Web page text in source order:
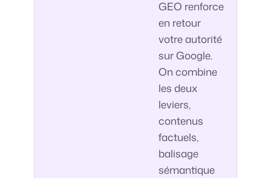
GEO renforce
en retour
votre autorité
sur Google.
On combine
les deux
leviers,
contenus
factuels,
balisage
sémantique